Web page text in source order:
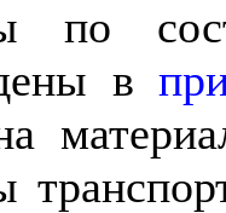
по
в